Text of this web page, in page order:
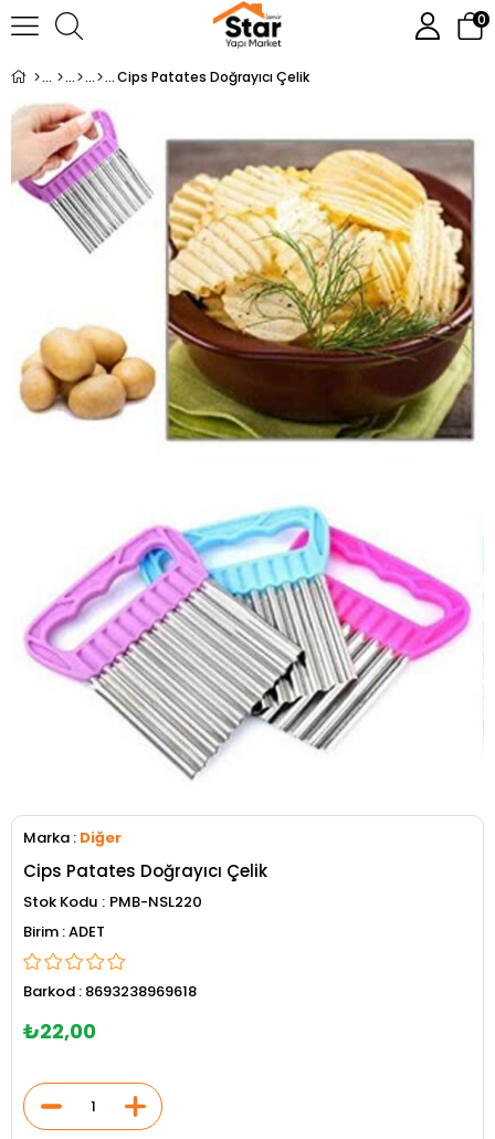
0
Cips Patates Doğrayıcı Çelik
Marka : Diğer
Cips Patates Doğrayıcı Çelik
Stok Kodu
PMB-NSL220
ADET
Barkod : 8693238969618
₺22,00